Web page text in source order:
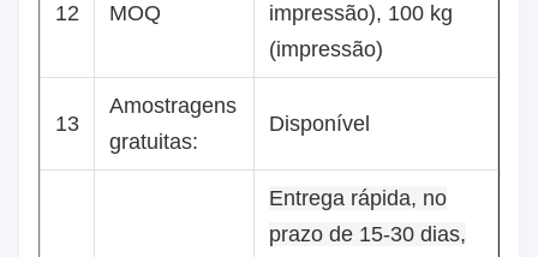
12 MOQ
impressão), 100 kg
(impressão)
13
Amostragens
gratuitas:
Disponível
Entrega rápida, no
prazo de 15-30 dias,